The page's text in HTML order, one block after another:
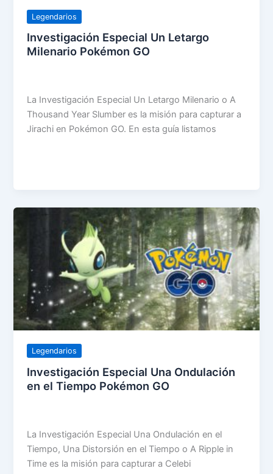
Legendarios
Investigación Especial Un Letargo
Milenario Pokémon GO
La Investigación Especial Un Letargo Milenario o A
Thousand Year Slumber es la misión para capturar a
Jirachi en Pokémon GO. En esta guía listamos
Legendarios
Investigación Especial Una Ondulación
en el Tiempo Pokémon GO
La Investigación Especial Una Ondulación en el
Tiempo, Una Distorsión en el Tiempo o A Ripple in
Time es la misión para capturar a Celebi